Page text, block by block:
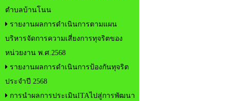
ตำบลบ้านโนน
รายงานผลการดำเนินการตามแผน
บริหารจัดการความเสี่ยงการทุจริตของ
หน่วยงาน พ.ศ.2568
รายงานผลการดำเนินการป้องกันทุจริต
ประจำปี 2568
การนำผลการประเมินITAไปสู่การพัฒนา